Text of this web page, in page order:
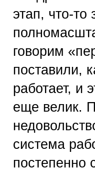
этап, что-
говорим
поставили,
работает, и
еще велик.
система
постепенно